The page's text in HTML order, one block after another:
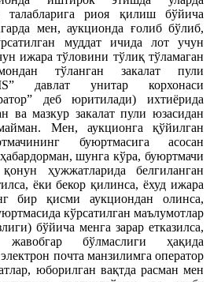
талабларига риоя қилиш бўйича
мен, аукционда ғолиб бўлиб,
муддат ичида лот учун
ижара тўловини тўлиқ тўламаган
тўланган закалат пули
давлат унитар корхонаси
деб юритилади) ихтиёрида
ва мазкур закалат пули юзасидан
Мен, аукционга қўйилган
буюртмасига асосан
шунга кўра, буюртмачи
ҳужжатларида белгиланган
ёки бекор қилинса, ёхуд ижара
бир қисми аукциондан олинса,
кўрсатилган маълумотлар
бўйича менга зарар етказилса,
бўлмаслиги ҳақида
почта манзилимга оператор
юборилган вақтда расман мен